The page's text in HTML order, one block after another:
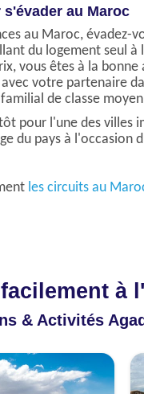
au Maroc
au Maroc,
du logement seul à
vous êtes à la
votre partenaire
de classe
pour l'une des villes
du pays à l'occasion
les circuits au
à
& Activités